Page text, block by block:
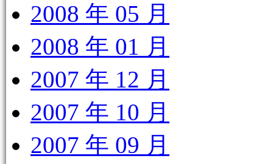
2008 年 05 月
2008 年 01 月
2007 年 12 月
2007 年 10 月
2007 年 09 月